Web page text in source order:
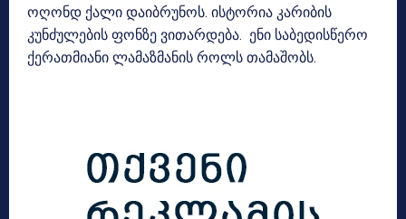
ოღონდ ქალი დაიბრუნოს. ისტორია კარიბის
კუნძულების ფონზე ვითარდება. ენი საბედისწერო
ქერათმიანი ლამაზმანის როლს თამაშობს.